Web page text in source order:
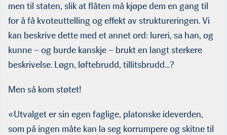
men til staten, slik at flåten må kjøpe dem en gang til
for å få kvoteuttelling og effekt av struktureringen. Vi
kan beskrive dette med et annet ord: lureri, sa han, og
kunne – og burde kanskje – brukt en langt sterkere
beskrivelse. Løgn, løftebrudd, tillitsbrudd…?
Men så kom støtet!
«Utvalget er sin egen faglige, platonske ideverden,
som på ingen måte kan la seg korrumpere og skitne til